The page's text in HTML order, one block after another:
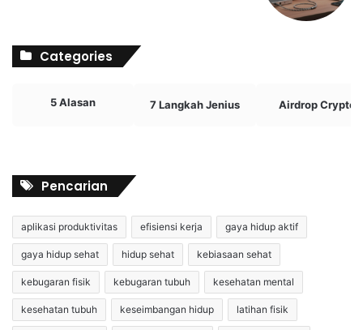
Categories
5 Alasan 7 Langkah Jenius Airdrop Crypto
Pencarian
aplikasi produktivitas efisiensi kerja gaya hidup aktif
gaya hidup sehat hidup sehat kebiasaan sehat
kebugaran fisik kebugaran tubuh kesehatan mental
kesehatan tubuh keseimbangan hidup latihan fisik